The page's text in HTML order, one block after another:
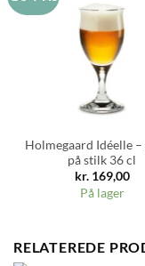
Holmegaard Idéelle
på stilk 36 cl
kr.169,00
På lager
RELATEREDE